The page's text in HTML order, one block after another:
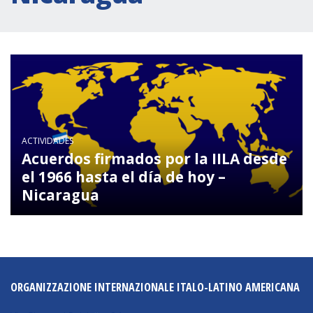
Secretaría Socioeconómica
Secretaría Técnico-científica
Forum Pymes
Conferencia Italia- América Latina y el Caribe
Red para la promoción de la igualdad de
género
Becas
Partnership
COOPERACIÓN
ACTIVIDADES
Acuerdos firmados por la IILA desde
el 1966 hasta el día de hoy –
Nicaragua
ORGANIZZAZIONE INTERNAZIONALE ITALO-LATINO AMERICANA